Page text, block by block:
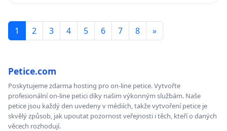
1 2 3 4 5 6 7 8 »
Petice.com
Poskytujeme zdarma hosting pro on-line petice. Vytvořte
profesionální on-line petici díky našim výkonným službám. Naše
petice jsou každý den uvedeny v médiích, takže vytvoření petice je
skvělý způsob, jak upoutat pozornost veřejnosti i těch, kteří o daných
věcech rozhodují.